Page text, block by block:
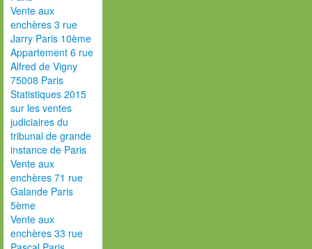
Vente aux
enchères 3 rue
Jarry Paris 10ème
Appartement 6 rue
Alfred de Vigny
75008 Paris
Statistiques 2015
sur les ventes
judiciaires du
tribunal de grande
instance de Paris
Vente aux
enchères 71 rue
Galande Paris
5ème
Vente aux
enchères 33 rue